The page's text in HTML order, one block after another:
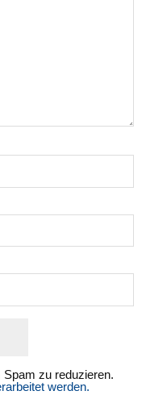
zu reduzieren.
werden.